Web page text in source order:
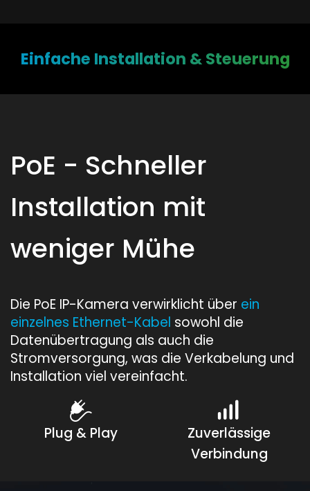
Einfache Installation & Steuerung
PoE - Schneller
Installation mit
weniger Mühe
Die PoE IP-Kamera verwirklicht über ein
einzelnes Ethernet-Kabel sowohl die
Datenübertragung als auch die
Stromversorgung, was die Verkabelung und
Installation viel vereinfacht.
Plug & Play
Zuverlässige
Verbindung